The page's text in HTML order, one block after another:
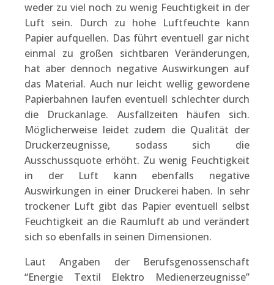
weder zu viel noch zu wenig Feuchtigkeit in der
Luft sein. Durch zu hohe Luftfeuchte kann
Papier aufquellen. Das führt eventuell gar nicht
einmal zu großen sichtbaren Veränderungen,
hat aber dennoch negative Auswirkungen auf
das Material. Auch nur leicht wellig gewordene
Papierbahnen laufen eventuell schlechter durch
die Druckanlage. Ausfallzeiten häufen sich.
Möglicherweise leidet zudem die Qualität der
Druckerzeugnisse, sodass sich die
Ausschussquote erhöht. Zu wenig Feuchtigkeit
in der Luft kann ebenfalls negative
Auswirkungen in einer Druckerei haben. In sehr
trockener Luft gibt das Papier eventuell selbst
Feuchtigkeit an die Raumluft ab und verändert
sich so ebenfalls in seinen Dimensionen.
Laut Angaben der Berufsgenossenschaft
“Energie Textil Elektro Medienerzeugnisse”